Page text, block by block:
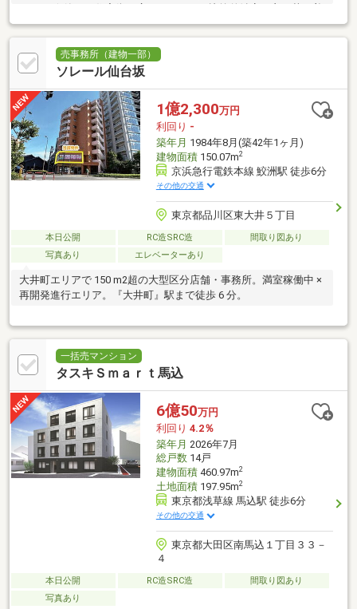
ます。 ★静かな住宅街が広がるエリアで比較的治安が良く落ち着
いて暮らせる街です。
売事務所（建物一部）
ソレール仙台坂
1億2,300万円
利回り -
築年月 1984年8月(築42年1ヶ月)
建物面積150.07m2
京浜急行電鉄本線 鮫洲駅 徒歩6分
その他の交通
東京都品川区東大井５丁目
本日公開 RC造SRC造
間取り図あり
写真あり
エレベーターあり
大井町エリアで 150 m2超の大型区分店舗・事務所。満室稼働中 ×
再開発進行エリア。『大井町』駅まで徒歩 6 分。
一括売マンション
タスキＳｍａｒｔ馬込
6億50万円
利回り 4.2％
築年月 2026年7月
総戸数14戸
建物面積460.97m2
土地面積197.95m2
東京都浅草線 馬込駅 徒歩6分
その他の交通
東京都大田区南馬込１丁目３３－
４
本日公開 RC造SRC造
間取り図あり
写真あり